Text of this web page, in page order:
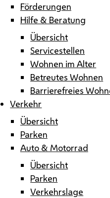
Förderungen
Hilfe & Beratung
Übersicht
Servicestellen
Wohnen im Alter
Betreutes Wohnen
Barrierefreies
Verkehr
Übersicht
Parken
Auto & Motorrad
Übersicht
Parken
Verkehrslage